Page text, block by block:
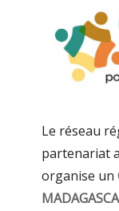
Le réseau
partenariat
organise un